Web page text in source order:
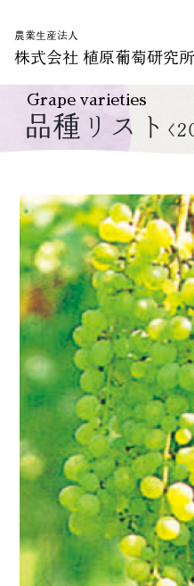
農業生産法人
株式会社 植原葡萄研究所
Grape varieties
品種リスト